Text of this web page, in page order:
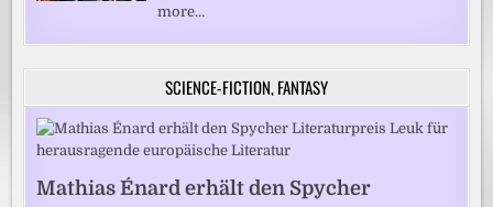
more…
SCIENCE-FICTION, FANTASY
Mathias Énard erhält den Spycher